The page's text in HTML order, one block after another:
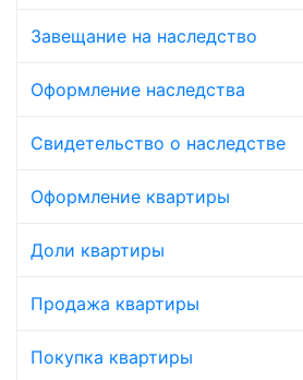
Завещание на наследство
Оформление наследства
Свидетельство о наследстве
Оформление квартиры
Доли квартиры
Продажа квартиры
Покупка квартиры